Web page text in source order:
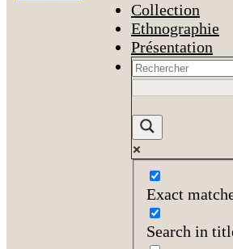
Collection
Ethnographie
Présentation
Exact
Search in